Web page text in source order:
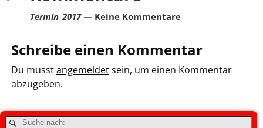
Termin_2017— Keine Kommentare
Schreibe einen Kommentar
Du musstangemeldetsein, um einen Kommentar
abzugeben.